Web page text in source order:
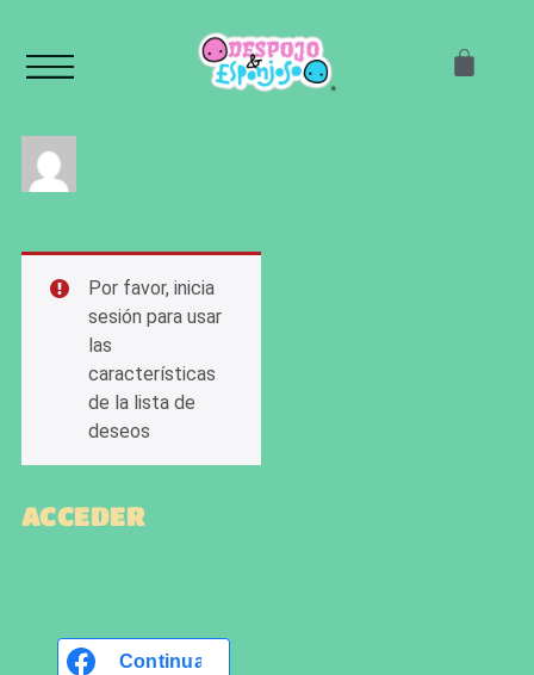
Por favor, inicia
sesión para usar
las
características
de la lista de
deseos
ACCEDER
Continua con